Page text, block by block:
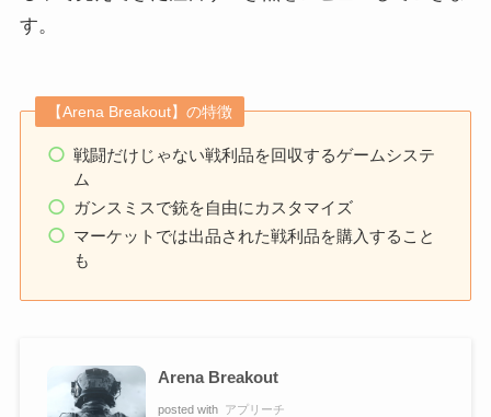
す。
【Arena Breakout】の特徴
戦闘だけじゃない戦利品を回収するゲームシステ
ム
ガンスミスで銃を自由にカスタマイズ
マーケットでは出品された戦利品を購入すること
も
Arena Breakout
posted with アプリーチ